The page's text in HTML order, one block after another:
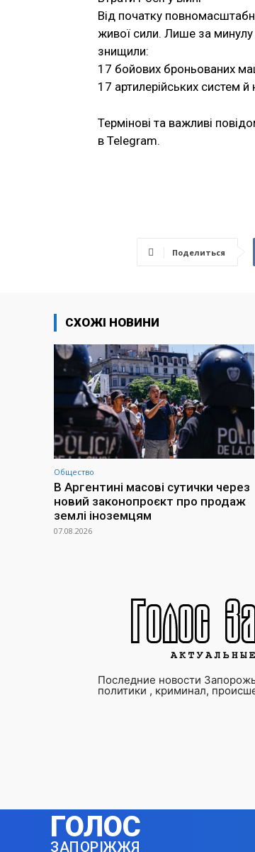
Від початку
живої сили. Лише за
знищили:
17 бойових броньованих
17 артилерійських систем й
Термінові та важливі
в Telegram.
Поделиться
СХОЖІ НОВИНИ
Общество
В Аргентині масові сутички через
новий законопроєкт про продаж
землі іноземцям
07.08.2026
Последние новости
политики , криминал,
ГОЛОС
ЗАПОРІЖЖЯ